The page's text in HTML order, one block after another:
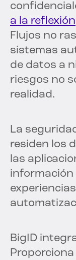
a la reflexión
Flujos no
sistemas
de datos a
riesgos no
realidad.
La
residen los
las
información
BigID